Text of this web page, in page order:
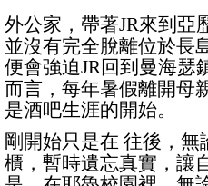
外公家，帶著JR來到亞
並沒有完全脫離位於長
便會強迫JR回到曼海瑟
而言，每年暑假離開母
是酒吧生涯的開始。
剛開始只是在 往後，無
櫃，暫時遺忘真實，讓